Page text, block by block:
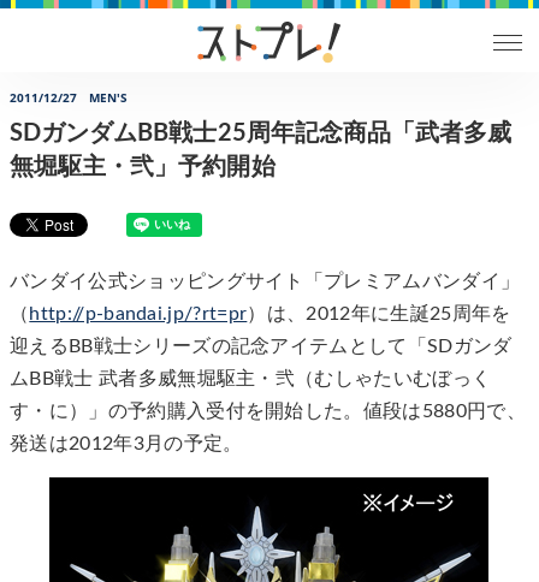
2011/12/27 MEN'S
SDガンダムBB戦士25周年記念商品「武者多威
無堀駆主・弐」予約開始
バンダイ公式ショッピングサイト「プレミアムバンダイ」
（ http://p-bandai.jp/?rt=pr）は、2012年に生誕25周年を
迎えるBB戦士シリーズの記念アイテムとして「SDガンダ
ムBB戦士 武者多威無堀駆主・弐（むしゃたいむぼっく
す・に）」の予約購入受付を開始した。値段は5880円で、
発送は2012年3月の予定。